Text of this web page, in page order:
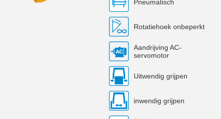
Pneumatisch
Rotatiehoek onbeperkt
Aandrijving AC-
servomotor
Uitwendig grijpen
inwendig grijpen